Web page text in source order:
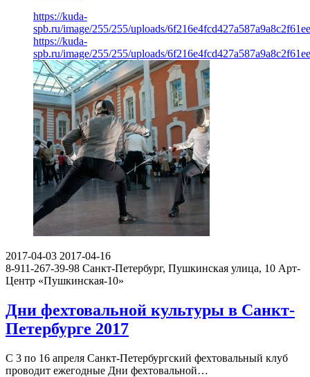
https://kuda-
spb.ru/image/255/255/uploads/
https://kuda-
spb.ru/image/255/255/uploads/
2017-04-03 2017-04-16
8-911-267-39-98 Санкт-Петербург, Пушкинская улица, 10 Арт-
Центр «Пушкинская-10»
Дни фехтовальной культуры в Санкт-
Петербурге 2017
C 3 по 16 апреля Санкт-Петербургский фехтовальный клуб
проводит ежегодные Дни фехтовальной…